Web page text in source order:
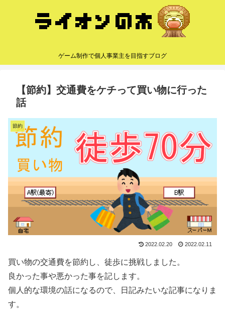
ゲーム制作で個人事業主を目指すブログ
【節約】交通費をケチって買い物に行った
話
節約
2022.02.20 2022.02.11
買い物の交通費を節約し、徒歩に挑戦しました。
良かった事や悪かった事を記します。
個人的な環境の話になるので、日記みたいな記事になりま
す。